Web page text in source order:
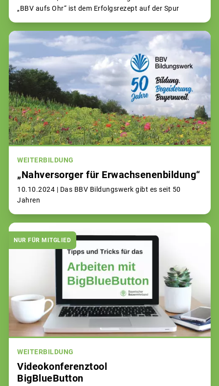
„BBV aufs Ohr“ ist dem Erfolgsrezept auf der Spur
WEITERBILDUNG
„Nahversorger für Erwachsenenbildung“
10.10.2024 | Das BBV Bildungswerk gibt es seit 50
Jahren
NUR FÜR MITGLIED
WEITERBILDUNG
Videokonferenztool
BigBlueButton